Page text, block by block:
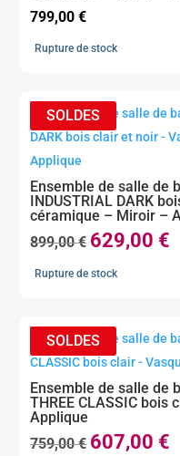
799,00€
Rupture de stock
Ensemble de salle de
INDUSTRIAL DARK
céramique – Miroir –
899,00€ Le
prix
899,00 €.
629,00 €
Rupture de stock
Ensemble de salle de
THREE CLASSIC
Applique
759,00€ Le
607,00 €